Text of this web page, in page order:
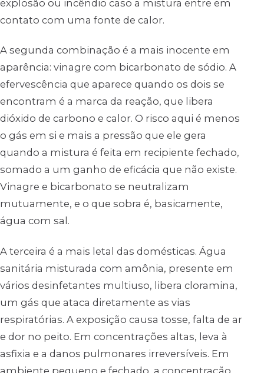
explosão ou incêndio caso a mistura entre em
contato com uma fonte de calor.
A segunda combinação é a mais inocente em
aparência: vinagre com bicarbonato de sódio. A
efervescência que aparece quando os dois se
encontram é a marca da reação, que libera
dióxido de carbono e calor. O risco aqui é menos
o gás em si e mais a pressão que ele gera
quando a mistura é feita em recipiente fechado,
somado a um ganho de eficácia que não existe.
Vinagre e bicarbonato se neutralizam
mutuamente, e o que sobra é, basicamente,
água com sal.
A terceira é a mais letal das domésticas. Água
sanitária misturada com amônia, presente em
vários desinfetantes multiuso, libera cloramina,
um gás que ataca diretamente as vias
respiratórias. A exposição causa tosse, falta de ar
e dor no peito. Em concentrações altas, leva à
asfixia e a danos pulmonares irreversíveis. Em
ambiente pequeno e fechado, a concentração